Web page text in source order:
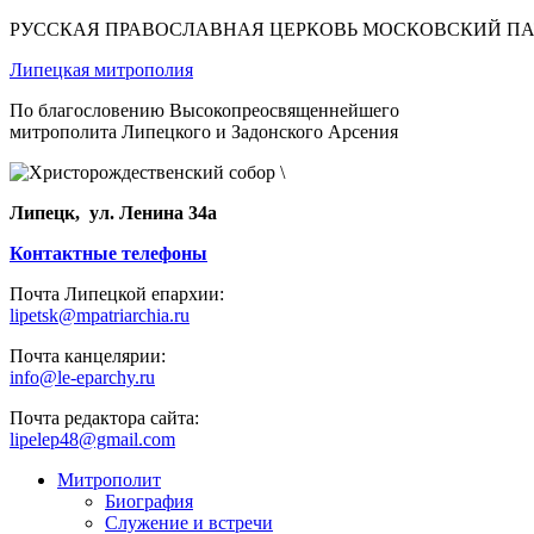
РУССКАЯ ПРАВОСЛАВНАЯ ЦЕРКОВЬ МОСКОВСКИЙ
Липецкая митрополия
По благословению Высокопреосвященнейшего
митрополита Липецкого и Задонского Арсения
Липецк, ул. Ленина 34а
Контактные телефоны
Почта Липецкой епархии:
lipetsk@mpatriarchia.ru
Почта канцелярии:
info@le-eparchy.ru
Почта редактора сайта:
lipelep48@gmail.com
Митрополит
Биография
Служение и встречи